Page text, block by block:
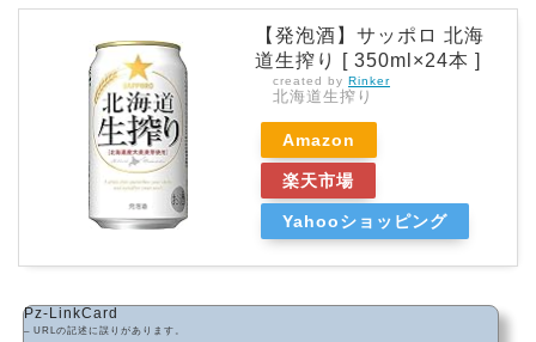
【発泡酒】サッポロ 北海
道生搾り [ 350ml×24本 ]
created by Rinker
北海道生搾り
Amazon
楽天市場
Yahooショッピング
Pz-LinkCard
– URLの記述に誤りがあります。